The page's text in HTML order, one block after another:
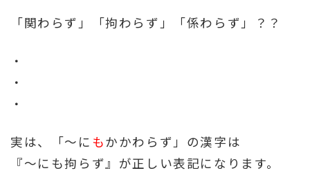
「関わらず」「拘わらず」「係わらず」？？
・
・
・
実は、「～に もかかわらず」の漢字は
『～にも拘らず』が正しい表記になります。